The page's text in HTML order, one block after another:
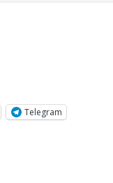
Telegram